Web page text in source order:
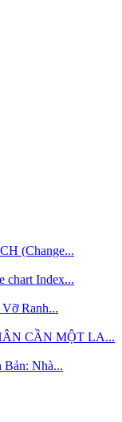
(Change...
chart Index...
Ranh...
CẦN MỘT LA...
Nhà...